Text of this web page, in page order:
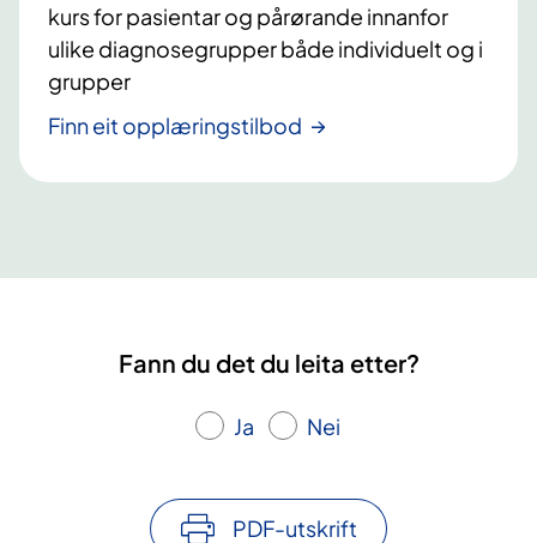
kurs for pasientar og pårørande innanfor
ulike diagnosegrupper både individuelt og i
grupper
Finn eit opplæringstilbod
Fann du det du leita etter?
Ja Nei
PDF-utskrift